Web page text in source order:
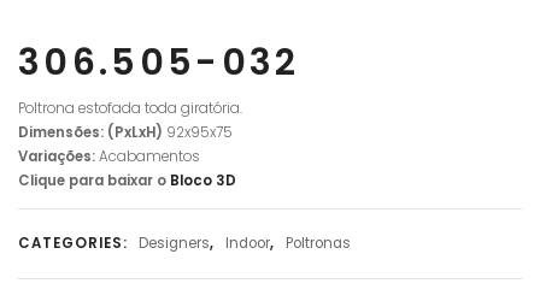
306.505-032
Poltrona estofada toda giratória.
Dimensões: (PxLxH) 92x95x75
Variações:Acabamentos
Clique para baixar o Bloco 3D
CATEGORIES: Designers, Indoor, Poltronas